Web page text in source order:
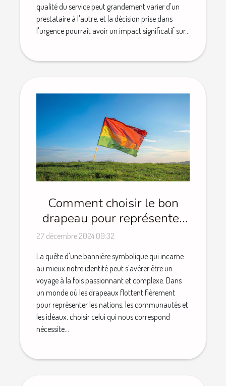
qualité du service peut grandement varier d'un
prestataire à l'autre, et la décision prise dans
l'urgence pourrait avoir un impact significatif sur...
Comment choisir le bon
drapeau pour représenter
votre identité
27 décembre 2024 09:32
La quête d'une bannière symbolique qui incarne
au mieux notre identité peut s'avérer être un
voyage à la fois passionnant et complexe. Dans
un monde où les drapeaux flottent fièrement
pour représenter les nations, les communautés et
les idéaux, choisir celui qui nous correspond
nécessite...